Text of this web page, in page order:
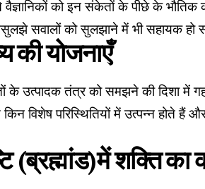
वैज्ञानिकों को इन संकेतों के पीछे के
सवालों को सुलझाने में भी सहायक हो
की योजनाएँ
के उत्पादक तंत्र को समझने की दिशा में
विशेष परिस्थितियों में उत्पन्न होते हैं और
(ब्रह्मांड)में शक्ति का